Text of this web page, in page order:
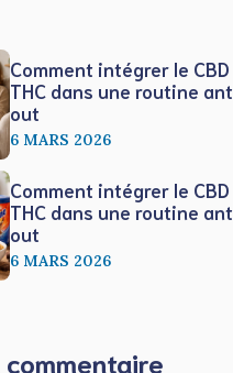
Comment intégrer le
THC dans une routine
out
6 MARS 2026
Comment intégrer le
THC dans une routine
out
6 MARS 2026
commentaire